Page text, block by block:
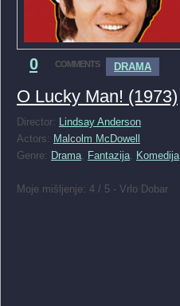
0 COMMENTS DRAMA
O Lucky Man! (1973)
Director:
Lindsay Anderson
Actors: Malcolm McDowell
Genre: Drama Fantazija Komedija
Moje mišljenje: 4 / 5 - Vrlo Dobar